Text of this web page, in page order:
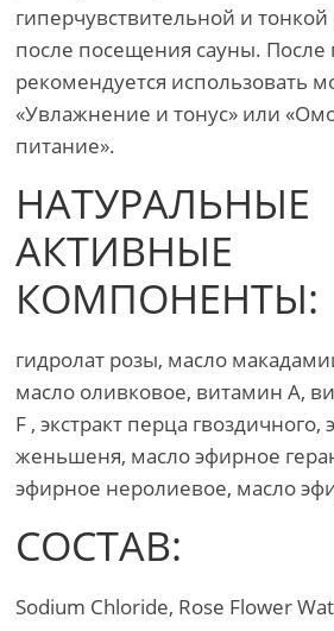
гиперчувствительной и
после посещения сауны.
рекомендуется использовать
«Увлажнение и тонус» или
питание».
НАТУРАЛЬНЫЕ
АКТИВНЫЕ
КОМПОНЕНТЫ:
гидролат розы, масло
масло оливковое, витамин А,
F , экстракт перца гвоздичного,
женьшеня, масло эфирное
эфирное неролиевое, масло
СОСТАВ:
Sodium Chloride, Rose Flower